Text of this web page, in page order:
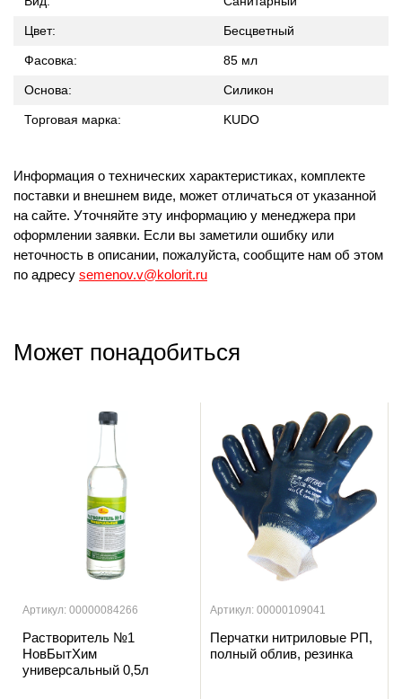
Цвет: Бесцветный
Фасовка: 85 мл
Основа: Силикон
Торговая марка: KUDO
Информация о технических характеристиках, комплекте
поставки и внешнем виде, может отличаться от указанной
на сайте. Уточняйте эту информацию у менеджера при
оформлении заявки. Если вы заметили ошибку или
неточность в описании, пожалуйста, сообщите нам об этом
по адресу semenov.v@kolorit.ru
Может понадобиться
Артикул: 00000084266
Растворитель №1
НовБытХим
универсальный 0,5л
Артикул: 00000109041
Перчатки нитриловые РП,
полный облив, резинка